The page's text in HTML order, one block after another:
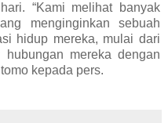
“Kami melihat banyak
menginginkan sebuah
hidup mereka, mulai dari
mereka dengan
kepada pers.